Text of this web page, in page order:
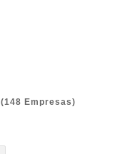
(148 Empresas)